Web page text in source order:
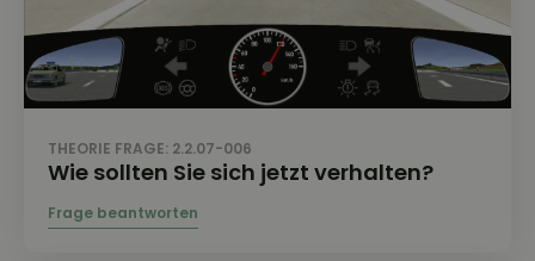
THEORIE FRAGE: 2.2.07-006
Wie sollten Sie sich jetzt verhalten?